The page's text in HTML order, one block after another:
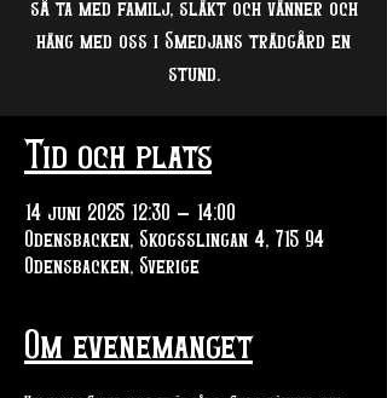
så ta med familj, släkt och vänner och
häng med oss i Smedjans trädgård en
stund.
Tid och plats
14 juni 2025 12:30 – 14:00
Odensbacken, Skogsslingan 4, 715 94
Odensbacken, Sverige
Om evenemanget